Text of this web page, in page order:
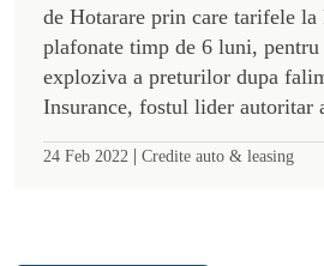
de Hotarare prin care tarifele
plafonate timp de 6 luni, pentru
exploziva a preturilor dupa
Insurance, fostul lider autoritar
24 Feb 2022 | Credite auto & leasing